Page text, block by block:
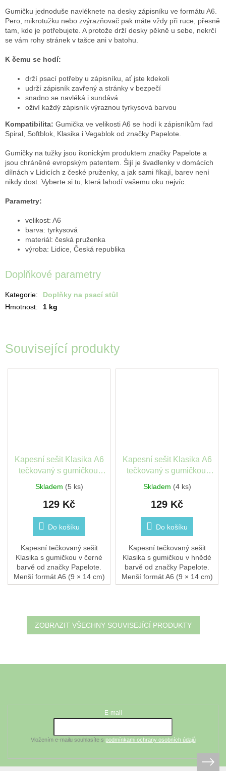
Související produkty
Kapesní sešit Klasika A6
tečkovaný s gumičkou,
Skladem (5 ks)
129 Kč
Do košíku
Kapesní tečkovaný sešit
Klasika s gumičkou v černé
barvě od značky Papelote.
Menší formát A6 (9 × 14 cm)
a 52 stran pro poznámky,
Kapesní sešit Klasika A6
tečkovaný s gumičkou,
Skladem (4 ks)
129 Kč
Do košíku
Kapesní tečkovaný sešit
Klasika s gumičkou v hnědé
barvě od značky Papelote.
Menší formát A6 (9 × 14 cm)
a 52 stran pro poznámky,
ZOBRAZIT VŠECHNY SOUVISEJÍCÍ PRODUKTY
Gumičku jednoduše navléknete na desky zápisníku ve formátu A6.
Pero, mikrotužku nebo zvýrazňovač pak máte vždy při ruce, přesně
tam, kde je potřebujete. A protože drží desky pěkně u sebe, nekrčí
se vám rohy stránek v tašce ani v batohu.
K čemu se hodí:
drží psací potřeby u zápisníku, ať jste kdekoli
udrží zápisník zavřený a stránky v bezpečí
snadno se navléká i sundává
oživí každý zápisník výraznou tyrkysová barvou
Kompatibilita: Gumička ve velikosti A6 se hodí k zápisníkům řad
Spiral, Softblok, Klasika i Vegablok od značky Papelote.
Gumičky na tužky jsou ikonickým produktem značky Papelote a
jsou chráněné evropským patentem. Šijí je švadlenky v domácích
dílnách v Lidicích z české pruženky, a jak sami říkají, barev není
nikdy dost. Vyberte si tu, která lahodí vašemu oku nejvíc.
Parametry:
velikost: A6
barva: tyrkysová
materiál: česká pruženka
výroba: Lidice, Česká republika
Doplňkové parametry
Kategorie:
Doplňky na psací stůl
Hmotnost: 1 kg
E-mail
Vložením e-mailu souhlasíte s podmínkami ochrany osobních údajů